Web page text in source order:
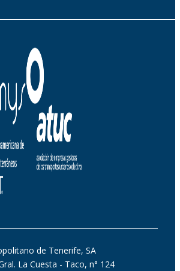
de Tenerife, SA
La Cuesta - Taco, n° 124